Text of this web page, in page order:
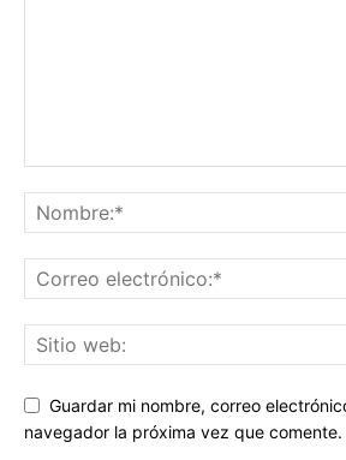
Guardar mi nombre, correo
navegador la próxima vez que comente.